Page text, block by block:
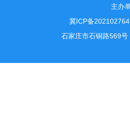
主办
冀ICP备
石家庄市石铜路569